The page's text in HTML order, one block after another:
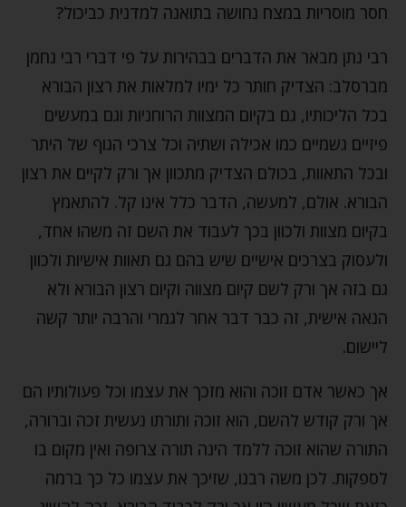
חסר מוסריות במצח נחושה בתואנה למדנית כביכול?
רבי נתן מבאר את הדברים בבהירות על פי דברי רבי נחמן
מברסלב: הצדיק חותר כל ימיו למלאות את רצון הבורא
בכל הליכותיו, גם בקיום המצוות הרוחניות וגם במעשים
פיזיים גשמיים כמו אכילה ושתיה וכל צרכי הגוף של היתר
ובכל התאוות, בכולם הצדיק מתכוון אך ורק לקיים את רצון
הבורא. אולם, למעשה, הדבר כלל אינו קל. להתאמץ
בקיום מצוות ולכוון בכך לעבוד את השם זה משהו אחד,
ולעסוק בצרכים אישיים שיש בהם גם תאוות אישיות ולכוון
גם בזה אך ורק לשם קיום מצווה וקיום רצון הבורא ולא
הנאה אישית, זה כבר דבר אחר לגמרי והרבה יותר קשה
ליישום.
אך כאשר אדם זוכה והוא מזכך את עצמו וכל פעולותיו הם
אך ורק קודש להשם, הוא זוכה ותורתו נעשית זכה וברורה,
התורה שהוא זוכה ללמד הינה תורה צרופה ואין מקום בו
לספקות. לכן משה רבנו, שזיכך את עצמו כל כך ברמה